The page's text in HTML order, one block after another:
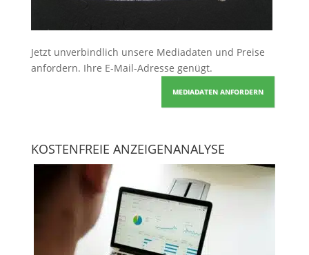
Jetzt unverbindlich unsere Mediadaten und Preise
anfordern. Ihre E-Mail-Adresse genügt.
MEDIADATEN ANFORDERN
KOSTENFREIE ANZEIGENANALYSE